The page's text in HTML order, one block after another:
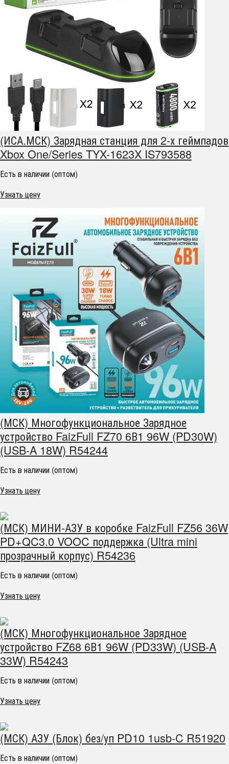
(ИСА.МСК) Зарядная станция для 2-х геймпадов
Xbox One/Series TYX-1623X IS793588
Есть в наличии (оптом)
Узнать цену
(МСК) Многофункциональное Зарядное
устройство FaizFull FZ70 6В1 96W (PD30W)
(USB-A 18W) R54244
Есть в наличии (оптом)
Узнать цену
(МСК) МИНИ-АЗУ в коробке FaizFull FZ56 36W
PD+QC3.0 VOOC поддержка (Ultra mini
прозрачный корпус) R54236
Есть в наличии (оптом)
Узнать цену
(МСК) Многофункциональное Зарядное
устройство FZ68 6В1 96W (PD33W) (USB-A
33W) R54243
Есть в наличии (оптом)
Узнать цену
(МСК) АЗУ (Блок) без/уп PD10 1usb-C R51920
Есть в наличии (оптом)